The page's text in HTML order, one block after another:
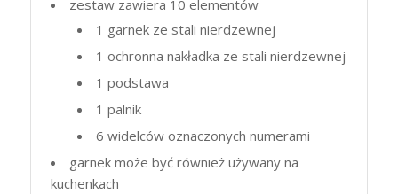
zestaw zawiera 10 elementów
1 garnek ze stali nierdzewnej
1 ochronna nakładka ze stali nierdzewnej
1 podstawa
1 palnik
6 widelców oznaczonych numerami
garnek może być również używany na
kuchenkach